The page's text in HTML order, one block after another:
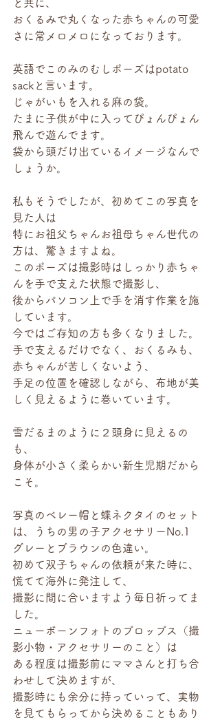
と共に、
おくるみで丸くなった赤ちゃんの可愛
さに常メロメロになっております。
英語でこのみのむしポーズはpotato
sackと言います。
じゃがいもを入れる麻の袋。
たまに子供が中に入ってぴょんぴょん
飛んで遊んでます。
袋から頭だけ出ているイメージなんで
しょうか。
私もそうでしたが、初めてこの写真を
見た人は
特にお祖父ちゃんお祖母ちゃん世代の
方は、驚きますよね。
このポーズは撮影時はしっかり赤ちゃ
んを手で支えた状態で撮影し、
後からパソコン上で手を消す作業を施
しています。
今ではご存知の方も多くなりました。
手で支えるだけでなく、おくるみも、
赤ちゃんが苦しくないよう、
手足の位置を確認しながら、布地が美
しく見えるように巻いています。
雪だるまのように２頭身に見えるの
も、
身体が小さく柔らかい新生児期だから
こそ。
写真のベレー帽と蝶ネクタイのセット
は、うちの男の子アクセサリーNo.1
グレーとブラウンの色違い。
初めて双子ちゃんの依頼が来た時に、
慌てて海外に発注して、
撮影に間に合いますよう毎日祈ってま
した。
ニューボーンフォトのプロップス（撮
影小物・アクセサリーのこと）は
ある程度は撮影前にママさんと打ち合
わせして決めますが、
撮影時にも余分に持っていって、実物
を見てもらってから決めることもあり